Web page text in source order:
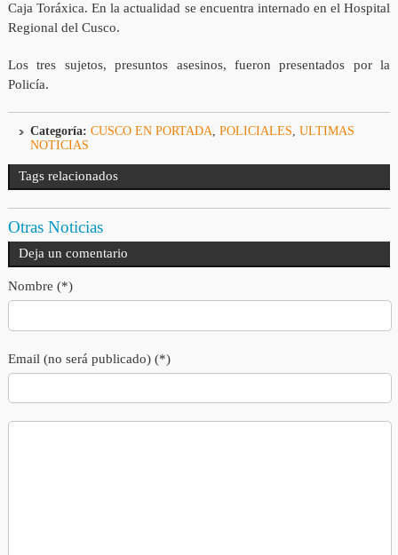
Caja Toráxica. En la actualidad se encuentra internado en el Hospital
Regional del Cusco.
Los tres sujetos, presuntos asesinos, fueron presentados por la
Policía.
Categoría: CUSCO EN PORTADA, POLICIALES, ULTIMAS
NOTICIAS
Tags relacionados
Otras Noticias
Deja un comentario
Nombre (*)
Email (no será publicado) (*)